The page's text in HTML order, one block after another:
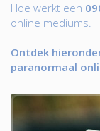
Hoe werkt een
online mediums.
Ontdek
paranormaal